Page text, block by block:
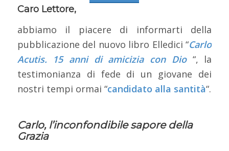
Caro Lettore,
abbiamo il piacere di informarti della
pubblicazione del nuovo libro Elledici “Carlo
Acutis. 15 anni di amicizia con Dio “, la
testimonianza di fede di un giovane dei
nostri tempi ormai “candidato alla santità“.
Carlo, l’inconfondibile sapore della
Grazia